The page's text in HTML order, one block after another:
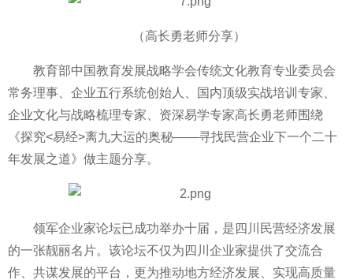
（高长勇老师分享）
教育部中国教育发展战略学会传统文化教育专业委员会
常务理事、企业五行系统创始人、国内顶级实战培训专家、
企业文化与战略梳理专家、资深易学专家高长勇老师围绕
《探究<易经>离九大运的奥秘——寻找民营企业下一个二十
年发展之道》做主题分享。
领军企业家论坛已成功举办十届，是四川民营经济发展
的一张靓丽名片。该论坛不仅为四川企业家提供了交流合
作、共谋发展的平台，更为推动地方经济发展、实现高质量